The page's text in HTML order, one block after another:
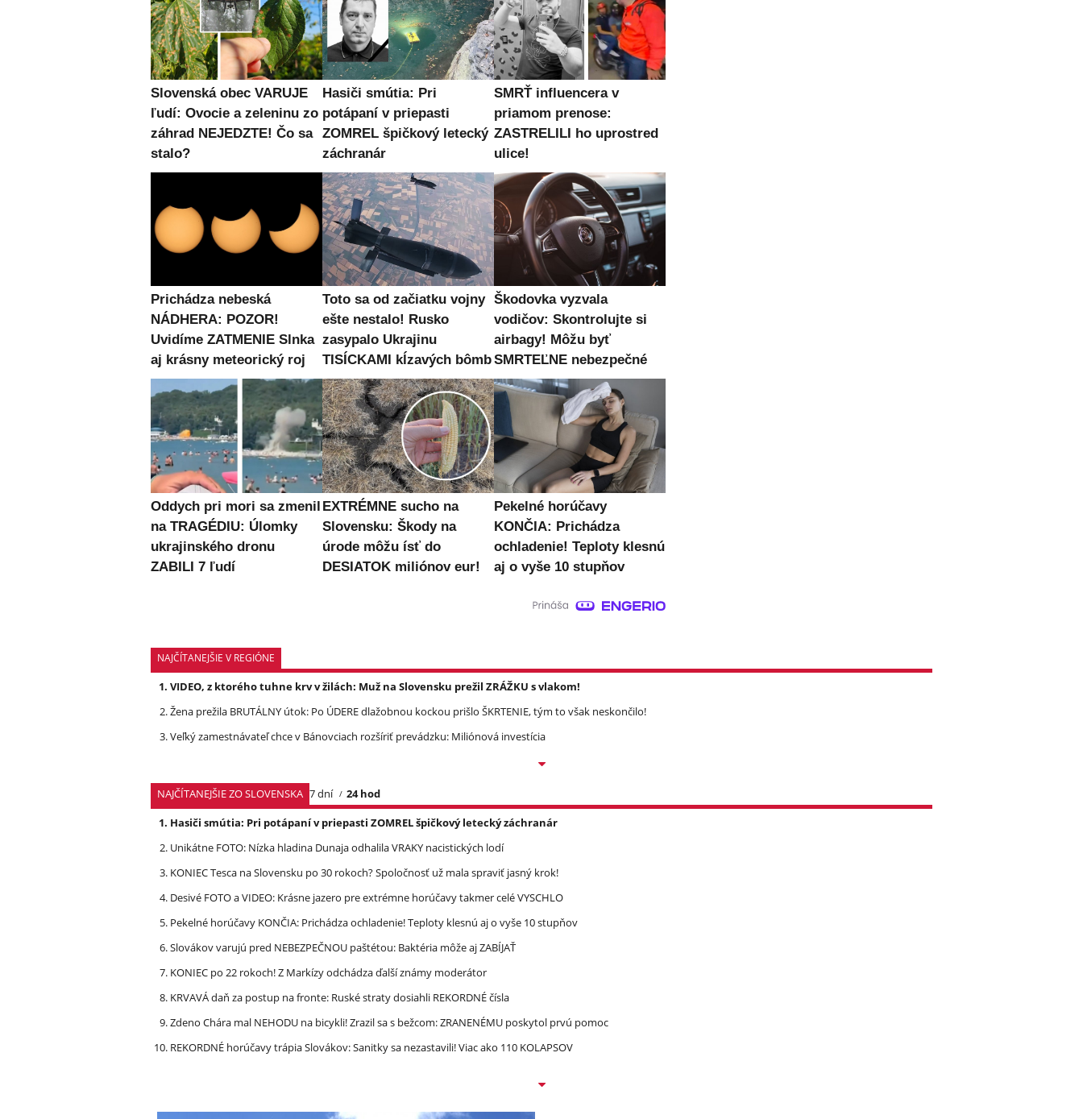
Slovenská obec VARUJE
ľudí: Ovocie a zeleninu zo
záhrad NEJEDZTE! Čo sa
stalo?
Hasiči smútia: Pri
potápaní v priepasti
ZOMREL špičkový letecký
záchranár
SMRŤ influencera v
priamom prenose:
ZASTRELILI ho uprostred
ulice!
Prichádza nebeská
NÁDHERA: POZOR!
Uvidíme ZATMENIE Slnka
aj krásny meteorický roj
Toto sa od začiatku vojny
ešte nestalo! Rusko
zasypalo Ukrajinu
TISÍCKAMI kĺzavých bômb
Škodovka vyzvala
vodičov: Skontrolujte si
airbagy! Môžu byť
SMRTEĽNE nebezpečné
Oddych pri mori sa zmenil
na TRAGÉDIU: Úlomky
ukrajinského dronu
ZABILI 7 ľudí
EXTRÉMNE sucho na
Slovensku: Škody na
úrode môžu ísť do
DESIATOK miliónov eur!
Pekelné horúčavy
KONČIA: Prichádza
ochladenie! Teploty klesnú
aj o vyše 10 stupňov
NAJČÍTANEJŠIE V REGIÓNE
VIDEO, z ktorého tuhne krv v žilách: Muž na Slovensku prežil ZRÁŽKU s vlakom!
Žena prežila BRUTÁLNY útok: Po ÚDERE dlažobnou kockou prišlo ŠKRTENIE, tým to však neskončilo!
Veľký zamestnávateľ chce v Bánovciach rozšíriť prevádzku: Miliónová investícia
NAJČÍTANEJŠIE ZO SLOVENSKA 7 dní
24 hod
Hasiči smútia: Pri potápaní v priepasti ZOMREL špičkový letecký záchranár
Unikátne FOTO: Nízka hladina Dunaja odhalila VRAKY nacistických lodí
KONIEC Tesca na Slovensku po 30 rokoch? Spoločnosť už mala spraviť jasný krok!
Desivé FOTO a VIDEO: Krásne jazero pre extrémne horúčavy takmer celé VYSCHLO
Pekelné horúčavy KONČIA: Prichádza ochladenie! Teploty klesnú aj o vyše 10 stupňov
Slovákov varujú pred NEBEZPEČNOU paštétou: Baktéria môže aj ZABÍJAŤ
KONIEC po 22 rokoch! Z Markízy odchádza ďalší známy moderátor
KRVAVÁ daň za postup na fronte: Ruské straty dosiahli REKORDNÉ čísla
Zdeno Chára mal NEHODU na bicykli! Zrazil sa s bežcom: ZRANENÉMU poskytol prvú pomoc
REKORDNÉ horúčavy trápia Slovákov: Sanitky sa nezastavili! Viac ako 110 KOLAPSOV